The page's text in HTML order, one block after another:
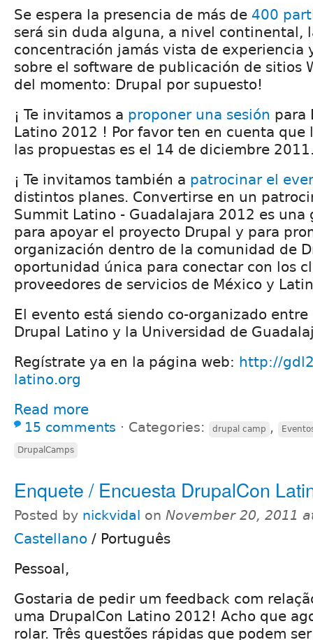
Se espera la presencia de más de 400
será sin duda alguna, a nivel continental,
concentración jamás vista de experiencia
sobre el software de publicación de sitios
del momento: Drupal por supuesto!
¡ Te invitamos a proponer una sesión para
Latino 2012 ! Por favor ten en cuenta
las propuestas es el 14 de diciembre
¡ Te invitamos también a patrocinar el
distintos planes. Convertirse en un
Summit Latino - Guadalajara 2012 es
para apoyar el proyecto Drupal y para
organización dentro de la comunidad de
oportunidad única para conectar con los
proveedores de servicios de México y
El evento está siendo co-organizado
Drupal Latino y la Universidad de
Regístrate ya en la página web: http://
latino.org
Read more
15 comments ⋅ Categories: drupal camp ,
DrupalCamps
Enquete / Encuesta DrupalCon
Posted by nickvidal on November 20, 2011
Castellano / Português
Pessoal,
Gostaria de pedir um feedback com
uma DrupalCon Latino 2012! Acho que
rolar. Três questões rápidas que podem